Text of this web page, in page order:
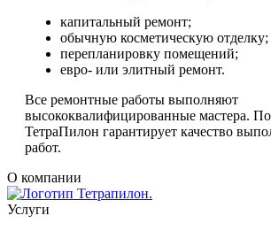
капитальный ремонт;
обычную косметическую отделку;
перепланировку помещений;
евро- или элитный ремонт.
Все ремонтные работы выполняют
высококвалифицированные мастера.
ТетраПилон гарантирует качество
работ.
О компании
Услуги